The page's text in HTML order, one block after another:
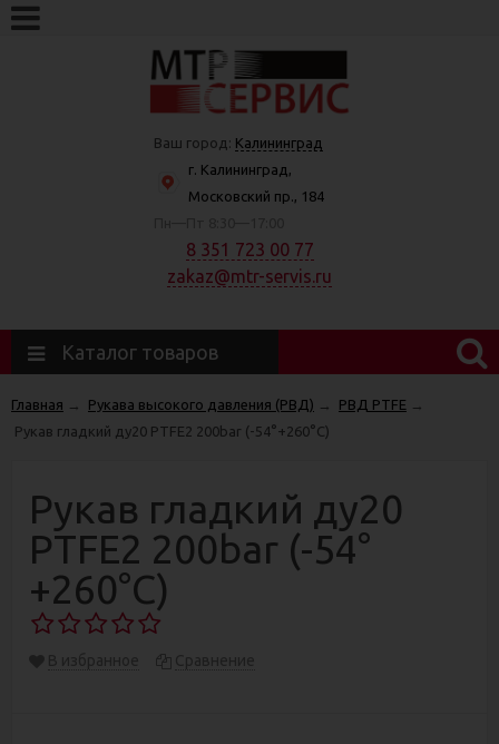
Ваш город: Калининград
г. Калининград,
Московский пр., 184
8 351 723 00 77
zakaz@mtr-servis.ru
Каталог товаров
Главная Рукава высокого давления (РВД) РВД PTFE
Рукав гладкий ду20 PTFE2 200bar (-54°+260°С)
Рукав гладкий ду20
PTFE2 200bar (-54°
+260°С)